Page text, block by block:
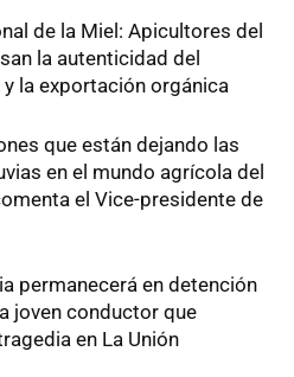
de la Miel: Apicultores del
la autenticidad del
la exportación orgánica
que están dejando las
en el mundo agrícola del
el Vice-presidente de
permanecerá en detención
joven conductor que
en La Unión